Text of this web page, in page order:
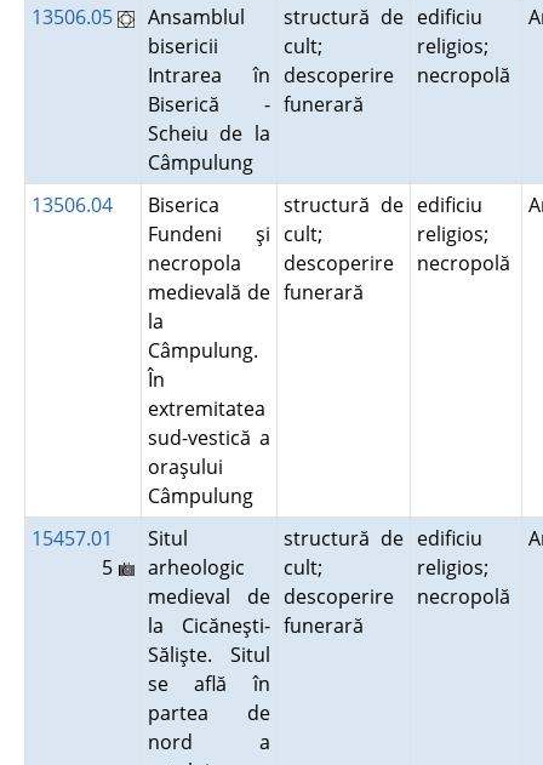
13506.05
Ansamblul
bisericii
Intrarea în
Biserică -
Scheiu de la
Câmpulung
structură de
cult;
descoperire
funerară
edificiu
religios;
necropolă
13506.04
Biserica
Fundeni şi
necropola
medievală de
la
Câmpulung.
În
extremitatea
sud-vestică a
oraşului
Câmpulung
structură de
cult;
descoperire
funerară
edificiu
religios;
necropolă
15457.01
5
Situl
arheologic
medieval de
la Cicăneşti-
Sălişte. Situl
se află în
partea de
nord a
structură de
cult;
descoperire
funerară
edificiu
religios;
necropolă